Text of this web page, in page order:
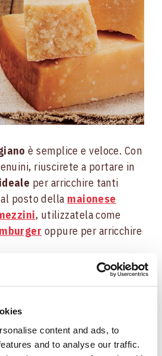
content and ads, to
and to analyse our traffic.
è semplice e veloce. Con
riuscirete a portare in
per arricchire tanti
posto della maionese
, utilizzatela come
oppure per arricchire
inoltre, si presta alla
il
di pesce per unmenu
con lasalsa al